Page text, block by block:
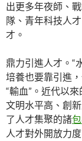
出更多年夜師、
隊、青年科技人
才。
鼎力引進人才。“
培養也要靠引進
“輸血”。近代以
文明水平高、創
了人才集聚的諸
人才對外開放力